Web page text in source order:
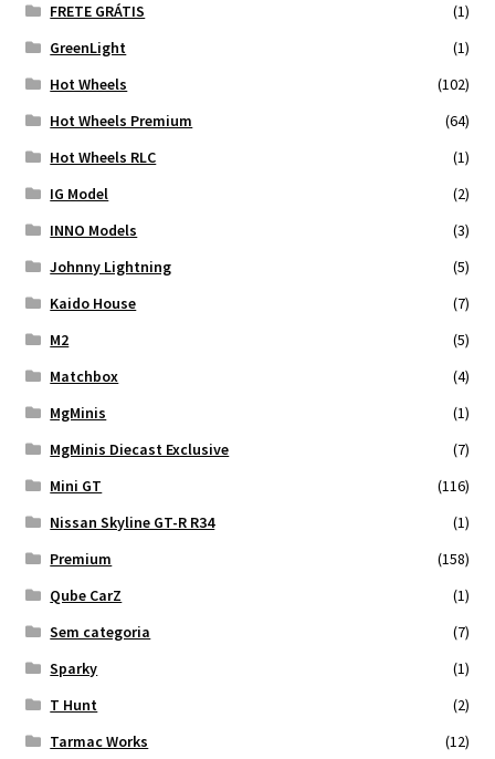
FRETE GRÁTIS
(1)
GreenLight
(1)
Hot Wheels
(102)
Hot Wheels Premium
(64)
Hot Wheels RLC
(1)
IG Model
(2)
INNO Models
(3)
Johnny Lightning
(5)
Kaido House
(7)
M2
(5)
Matchbox
(4)
MgMinis
(1)
MgMinis Diecast Exclusive
(7)
Mini GT
(116)
Nissan Skyline GT-R R34
(1)
Premium
(158)
Qube CarZ
(1)
Sem categoria
(7)
Sparky
(1)
T Hunt
(2)
Tarmac Works
(12)